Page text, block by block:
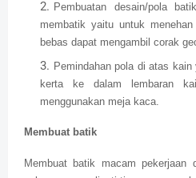
Pembuatan desain/pola
membatik yaitu untuk
bebas dapat mengambil corak
Pemindahan pola di atas
kerta ke dalam lembaran
menggunakan meja kaca.
Membuat batik
Membuat batik macam pekerjaan